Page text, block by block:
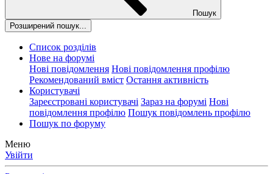
Пошук
Розширений пошук...
Список розділів
Нове на форумі
Нові повідомлення Нові повідомлення профілю
Рекомендований вміст Остання активність
Користувачі
Зареєстровані користувачі Зараз на форумі Нові
повідомлення профілю Пошук повідомлень профілю
Пошук по форуму
Меню
Увійти